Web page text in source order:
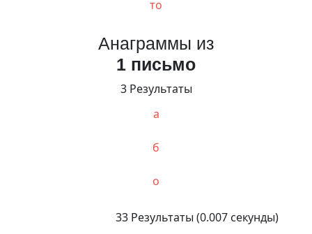
то
Анаграммы из
1 письмо
3 Результаты
а
б
о
33 Результаты (0.007 секунды)